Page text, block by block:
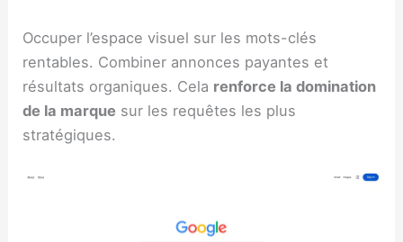
Occuper l’espace visuel sur les mots-clés
rentables. Combiner annonces payantes et
résultats organiques. Cela renforce la domination
de la marque sur les requêtes les plus
stratégiques.